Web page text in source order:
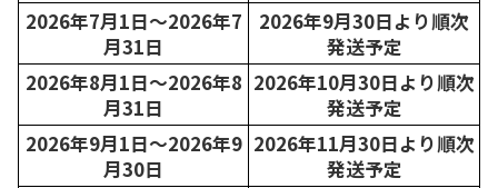
2026年7月1日～2026年7
月31日
2026年9月30日より順次
発送予定
2026年8月1日～2026年8
月31日
2026年10月30日より順次
発送予定
2026年9月1日～2026年9
月30日
2026年11月30日より順次
発送予定